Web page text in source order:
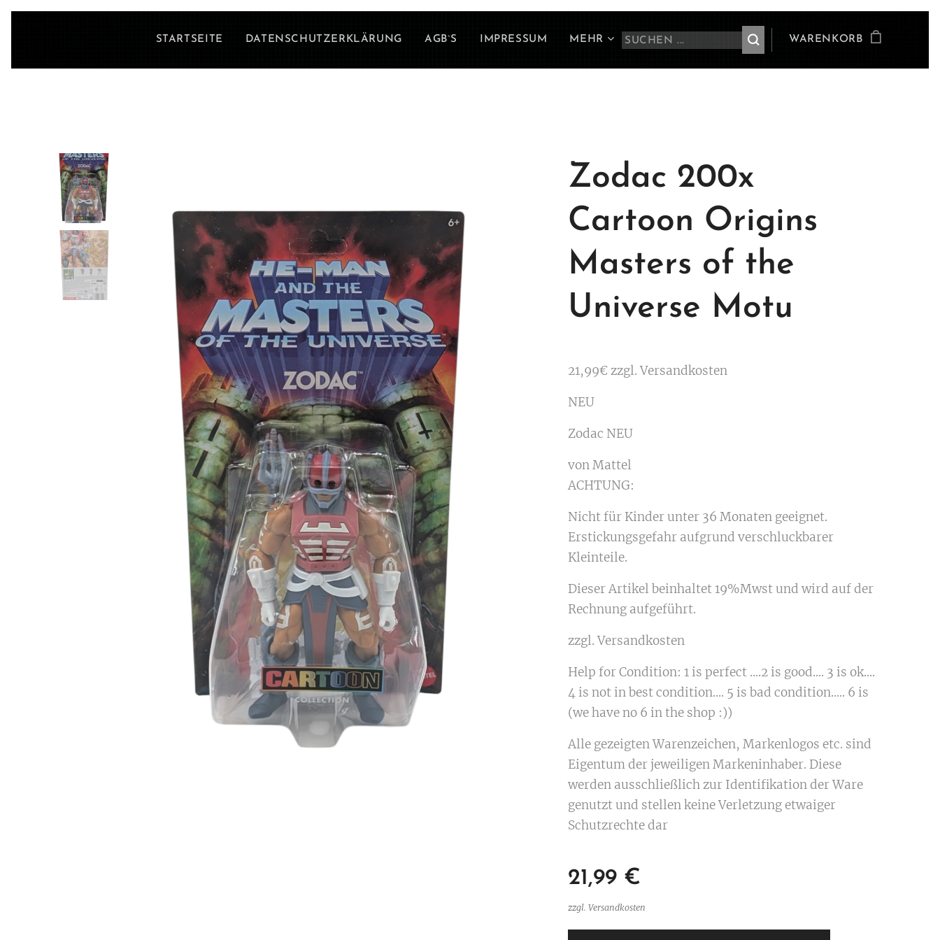
STARTSEITE DATENSCHUTZERKLÄRUNG AGB`S IMPRESSUM MEHR WARENKORB
Zodac 200x
Cartoon Origins
Masters of the
Universe Motu
21,99€ zzgl. Versandkosten
NEU
Zodac NEU
von Mattel
ACHTUNG:
Nicht für Kinder unter 36 Monaten geeignet.
Erstickungsgefahr aufgrund verschluckbarer
Kleinteile.
Dieser Artikel beinhaltet 19%Mwst und wird auf der
Rechnung aufgeführt.
zzgl. Versandkosten
Help for Condition: 1 is perfect ....2 is good.... 3 is ok....
4 is not in best condition.... 5 is bad condition..... 6 is
(we have no 6 in the shop :))
Alle gezeigten Warenzeichen, Markenlogos etc. sind
Eigentum der jeweiligen Markeninhaber. Diese
werden ausschließlich zur Identifikation der Ware
genutzt und stellen keine Verletzung etwaiger
Schutzrechte dar
21,99 €
zzgl. Versandkosten